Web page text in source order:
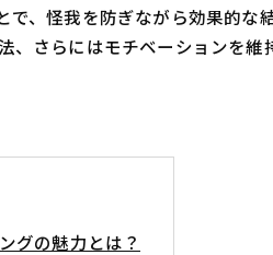
、怪我を防ぎながら効果的な
さらにはモチベーションを維
グの魅力とは？